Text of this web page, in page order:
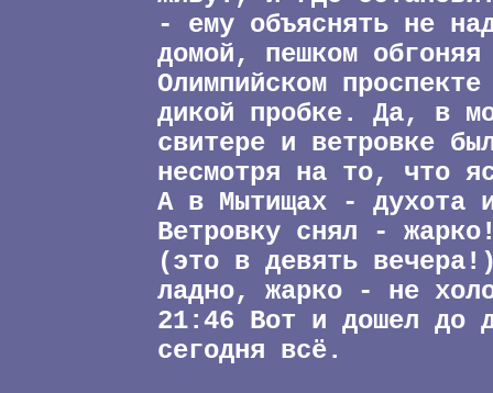
- ему объяснять не
домой, пешком обгоняя
Олимпийском
дикой пробке. Да, в
свитере и ветровке
несмотря на то, что
А в Мытищах - духота
Ветровку снял -
(это в девять
ладно, жарко - не
21:46 Вот и дошел до
сегодня всё.